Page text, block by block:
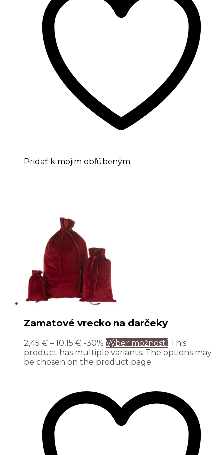
Pridať k mojim obľúbeným
Zamatové vrecko na darčeky
2,45 € – 10,15 € -30% Výber možností This
product has multiple variants. The options may
be chosen on the product page